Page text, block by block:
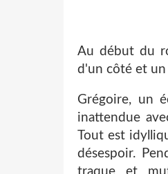
Au début du
d'un côté et
Grégoire, un
inattendue
Tout est
désespoir.